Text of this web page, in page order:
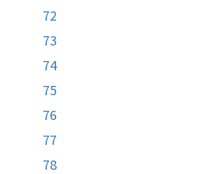
72
73
74
75
76
77
78